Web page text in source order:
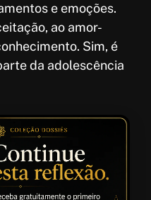
e emoções.
ao amor-
Sim, é
da adolescência